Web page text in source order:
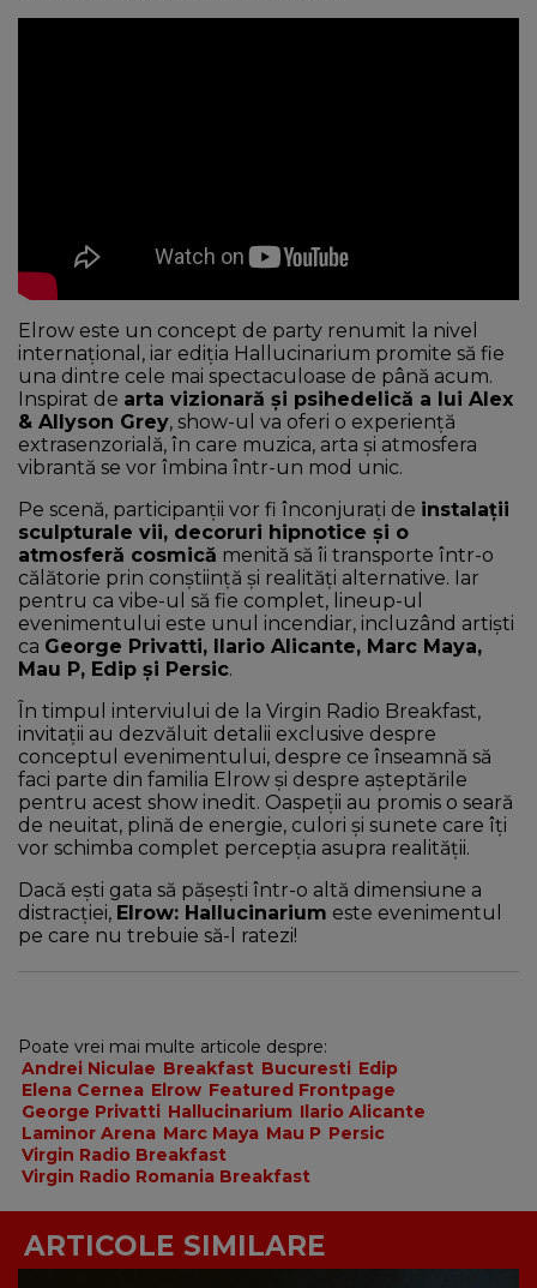
Elrow este un concept de party renumit la nivel
internațional, iar ediția Hallucinarium promite să fie
una dintre cele mai spectaculoase de până acum.
Inspirat de arta vizionară și psihedelică a lui Alex
& Allyson Grey, show-ul va oferi o experiență
extrasenzorială, în care muzica, arta și atmosfera
vibrantă se vor îmbina într-un mod unic.
Pe scenă, participanții vor fi înconjurați de instalații
sculpturale vii, decoruri hipnotice și o
atmosferă cosmică menită să îi transporte într-o
călătorie prin conștiință și realități alternative. Iar
pentru ca vibe-ul să fie complet, lineup-ul
evenimentului este unul incendiar, incluzând artiști
ca George Privatti, Ilario Alicante, Marc Maya,
Mau P, Edip și Persic.
În timpul interviului de la Virgin Radio Breakfast,
invitații au dezvăluit detalii exclusive despre
conceptul evenimentului, despre ce înseamnă să
faci parte din familia Elrow și despre așteptările
pentru acest show inedit. Oaspeții au promis o seară
de neuitat, plină de energie, culori și sunete care îți
vor schimba complet percepția asupra realității.
Dacă ești gata să pășești într-o altă dimensiune a
distracției, Elrow: Hallucinarium este evenimentul
pe care nu trebuie să-l ratezi!
Poate vrei mai multe articole despre:
Andrei Niculae Breakfast Bucuresti Edip
Elena Cernea Elrow Featured Frontpage
George Privatti Hallucinarium Ilario Alicante
Laminor Arena Marc Maya Mau P Persic
Virgin Radio Breakfast
Virgin Radio Romania Breakfast
ARTICOLE SIMILARE